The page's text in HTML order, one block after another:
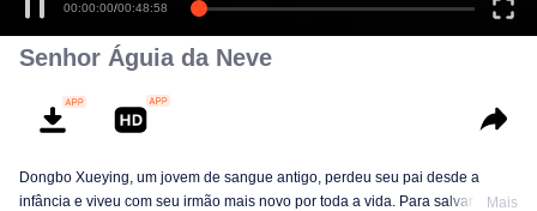
00:00:00/00:48:58
Senhor Águia da Neve
Dongbo Xueying, um jovem de sangue antigo, perdeu seu pai desde a
infância e viveu com seu irmão mais novo por toda a vida. Para salvar suaMais